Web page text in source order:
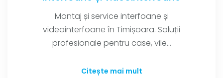
Montaj și service interfoane și
videointerfoane în Timișoara. Soluții
profesionale pentru case, vile...
Citește mai mult